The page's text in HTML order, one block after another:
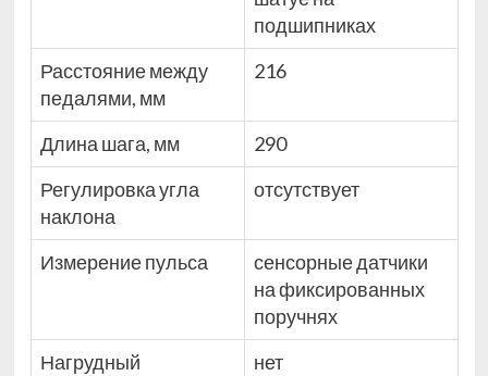
подшипниках
Расстояние между
педалями, мм
216
Длина шага, мм
290
Регулировка угла
наклона
отсутствует
Измерение пульса
сенсорные датчики
на фиксированных
поручнях
Нагрудный
нет